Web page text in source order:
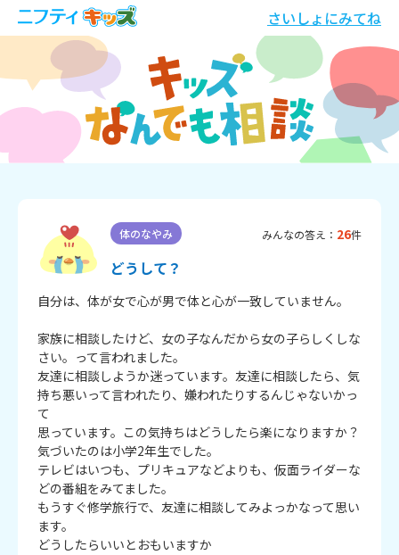
さいしょにみてね
体のなやみ みんなの答え： 26件
どうして？
自分は、体が女で心が男で体と心が一致していません。
家族に相談したけど、女の子なんだから女の子らしくしな
さい。って言われました。
友達に相談しようか迷っています。友達に相談したら、気
持ち悪いって言われたり、嫌われたりするんじゃないかっ
て
思っています。この気持ちはどうしたら楽になりますか？
気づいたのは小学2年生でした。
テレビはいつも、プリキュアなどよりも、仮面ライダーな
どの番組をみてました。
もうすぐ修学旅行で、友達に相談してみよっかなって思い
ます。
どうしたらいいとおもいますか